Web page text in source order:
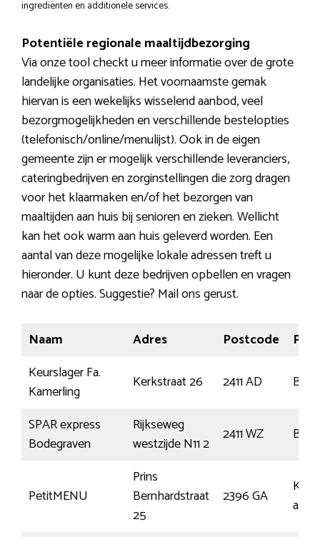
ingrediënten en additionele services.
Potentiële regionale maaltijdbezorging
Via onze tool checkt u meer informatie over de grote
landelijke organisaties. Het voornaamste gemak
hiervan is een wekelijks wisselend aanbod, veel
bezorgmogelijkheden en verschillende bestelopties
(telefonisch/online/menulijst). Ook in de eigen
gemeente zijn er mogelijk verschillende leveranciers,
cateringbedrijven en zorginstellingen die zorg dragen
voor het klaarmaken en/of het bezorgen van
maaltijden aan huis bij senioren en zieken. Wellicht
kan het ook warm aan huis geleverd worden. Een
aantal van deze mogelijke lokale adressen treft u
hieronder. U kunt deze bedrijven opbellen en vragen
naar de opties. Suggestie? Mail ons gerust.
Naam Adres Postcode
Keurslager Fa.
Kamerling
Kerkstraat 26 2411 AD
SPAR express
Bodegraven
Rijkseweg
westzijde N11 2
2411 WZ
PetitMENU
Prins
Bernhardstraat
25
2396 GA
aan